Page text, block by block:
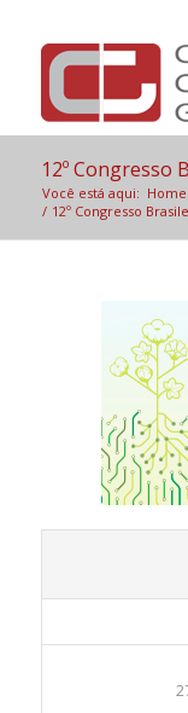
12º Congresso
Você está aqui: Home
/ 12º Congresso